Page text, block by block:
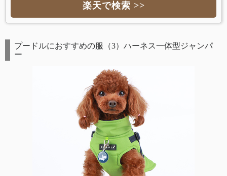
楽天で検索 >>
プードルにおすすめの服（3）ハーネス一体型ジャンパ
ー